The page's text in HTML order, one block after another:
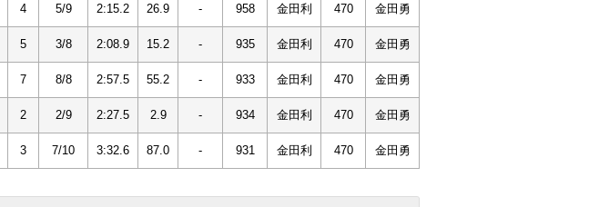
4 5/9 2:15.2 26.9 - 958 金田利 470 金田勇
5 3/8 2:08.9 15.2 - 935 金田利 470 金田勇
7 8/8 2:57.5 55.2 - 933 金田利 470 金田勇
2 2/9 2:27.5 2.9 - 934 金田利 470 金田勇
3 7/10 3:32.6 87.0 - 931 金田利 470 金田勇